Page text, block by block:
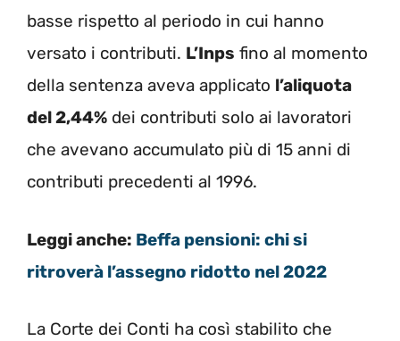
basse rispetto al periodo in cui hanno
versato i contributi. L’Inps fino al momento
della sentenza aveva applicato l’aliquota
del 2,44% dei contributi solo ai lavoratori
che avevano accumulato più di 15 anni di
contributi precedenti al 1996.
Leggi anche: Beffa pensioni: chi si
ritroverà l’assegno ridotto nel 2022
La Corte dei Conti ha così stabilito che